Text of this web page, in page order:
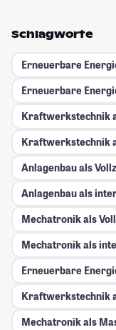
Schlagworte
Erneuerbare
Erneuerbare
Kraftwerkstechnik
Kraftwerkstechnik
Anlagenbau als
Anlagenbau als
Mechatronik als
Mechatronik als
Erneuerbare
Kraftwerkstechnik
Mechatronik als